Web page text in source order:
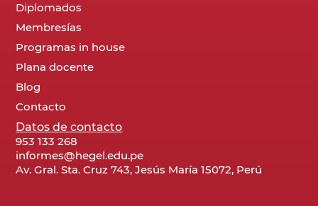
Diplomados
Membresías
Programas in house
Plana docente
Blog
Contacto
Datos de contacto
953 133 268
informes@hegel.edu.pe
Av. Gral. Sta. Cruz 743, Jesús María 15072, Perú